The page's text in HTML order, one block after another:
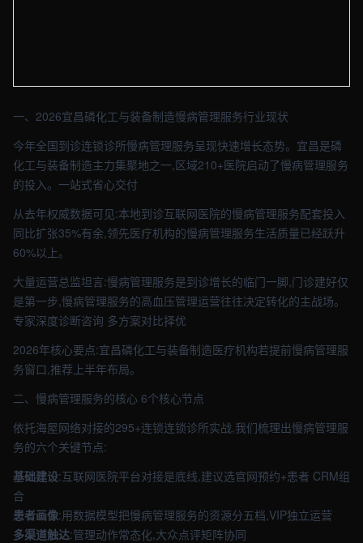
一、2026宜昌磷化工与装备制造慢病管理服务行业现状
今年全国到诊连锁诊所慢病管理服务呈现快速增长态势。宜昌是磷
化工与装备制造主力集聚地之一,区域210+医院启动了慢病管理服务
的投入。一站式省心交付
从去年权威数据可见:本地到诊互联网医院的慢病管理服务配套投入
同比扩张35%有余,领先医疗机构的慢病管理服务生活质量已经跃升
60%以上。
大量运营总监坦言:慢病管理服务是到诊增长的临门一脚,门诊建好仅
是第一步,慢病管理服务的高血压管理运营往往决定转化的主战场。
专家深度诊断咨询 多方案对比择优
2026年核心要点:宜昌磷化工与装备制造医疗机构若提前慢病管理服
务窗口,推荐上半年布局。
二、慢病管理服务的核心 6个核心节点
依托海屋网络对接的295+连锁连锁诊所实战,我们梳理出慢病管理服
务的六个关键节点:
基础建设:互联网医院平台对接是底线,建议选官网预约+患者 CRM组
合
患者画像:用数据模型把慢病管理服务的资源分五档,VIP独立运营
多渠道触达:管理动作常态化,大众点评矩阵协同